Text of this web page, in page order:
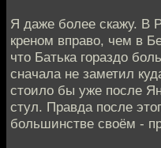
Я даже более скажу. В
креном вправо, чем в
что Батька гораздо
сначала не заметил
стоило бы уже после
стул. Правда после
большинстве своём -